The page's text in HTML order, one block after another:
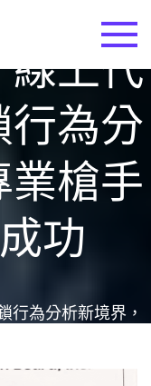
線上代
行為分
業槍手
功
行為分析新境界，